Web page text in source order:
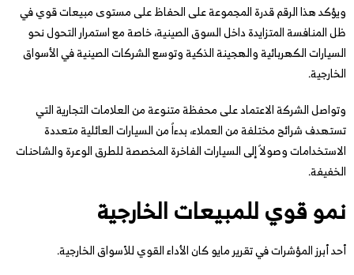
ويؤكد هذا الرقم قدرة المجموعة على الحفاظ على مستوى مبيعات قوي في
ظل المنافسة المتزايدة داخل السوق الصينية، خاصة مع استمرار التحول نحو
السيارات الكهربائية والهجينة الذكية وتوسع الشركات الصينية في الأسواق
الخارجية.
وتواصل الشركة الاعتماد على محفظة متنوعة من العلامات التجارية التي
تستهدف شرائح مختلفة من العملاء، بدءاً من السيارات العائلية متعددة
الاستخدامات وصولاً إلى السيارات الفاخرة المخصصة للطرق الوعرة والشاحنات
الخفيفة.
نمو قوي للمبيعات الخارجية
أحد أبرز المؤشرات في تقرير مايو كان الأداء القوي للأسواق الخارجية.